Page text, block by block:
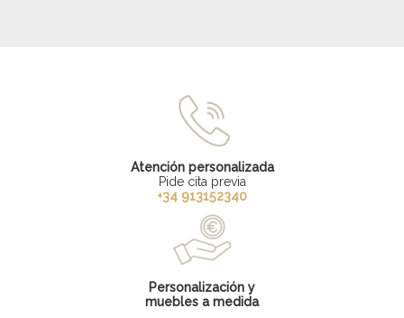
Atención personalizada
Pide cita previa
+34 913152340
Personalización y
muebles a medida